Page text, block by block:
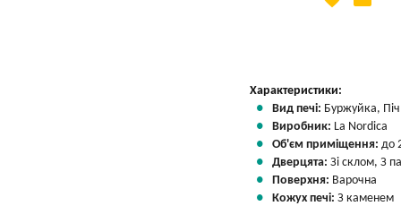
Характеристики:
Вид печі: Буржуйка,
Виробник: La Nordica
Об'єм приміщення: до
Дверцята: Зі склом, З
Поверхня: Варочна
Кожух печі: З каменем